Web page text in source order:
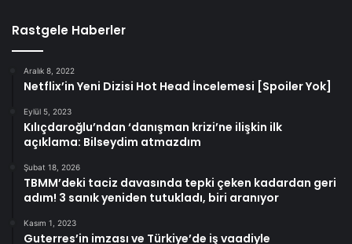
Rastgele Haberler
Aralık 8, 2022
Netflix’in Yeni Dizisi Hot Head İncelemesi [Spoiler Yok]
Eylül 5, 2023
Kılıçdaroğlu’ndan ‘danışman krizi’ne ilişkin ilk
açıklama: Bilseydim atmazdım
Şubat 18, 2026
TBMM’deki taciz davasında tepki çeken kadardan geri
adım! 3 sanık yeniden tutukladı, biri aranıyor
Kasım 1, 2023
Guterres’in imzası ve Türkiye’de iş vaadiyle